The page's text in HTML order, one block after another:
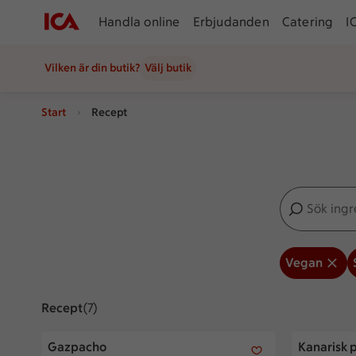
Handla online Erbjudanden Catering
Vilken är din butik? Välj butik
Start Recept
Sök
Inga förslag
Vegan
ReceptVisar 7 stycken
(7)
Gazpacho
Gazpacho
Kanarisk
Kanarisk